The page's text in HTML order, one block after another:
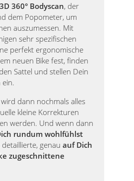
3D 360° Bodyscan, der
dem Popometer, um
auszumessen. Mit
sehr spezifischen
perfekt ergonomische
neuen Bike fest, finden
Sattel und stellen Dein
dann nochmals alles
kleine Korrekturen
werden. Und wenn dann
rundum wohlfühlst
genau auf Dich
zugeschnittene